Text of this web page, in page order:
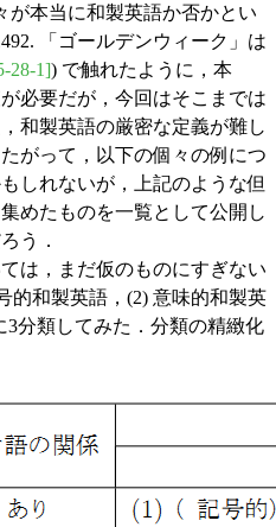
が本当に和製英語か否かとい
「ゴールデンウィーク」は
28-1]) で触れたように，本
必要だが，今回はそこまでは
和製英語の厳密な定義が難し
がって，以下の個々の例につ
しれないが，上記のような但
めたものを一覧として公開し
う．
は，まだ仮のものにすぎない
的和製英語，(2) 意味的和製英
3分類してみた．分類の精緻化